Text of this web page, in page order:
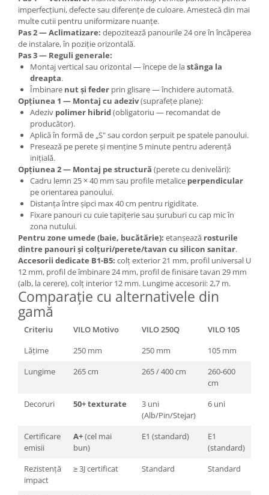
imperfecțiuni, defecte sau diferențe de culoare. Amestecă din mai
multe cutii pentru uniformizare nuanțe.
Pas 2 — Aclimatizare: depozitează panourile 24 ore în încăperea
de instalare, în poziție orizontală.
Pas 3 — Reguli generale:
Montaj vertical sau orizontal — începe de lastânga la
dreapta.
Îmbinare nut și feder prin glisare — închidere automată.
Opțiunea 1 — Montaj cu adeziv(suprafețe plane):
Adeziv polimer hibrid(obligatoriu — recomandat de
producător).
Aplică în formă de „S" sau cordon șerpuit pe spatele panoului.
Presează pe perete și menține 5 minute pentru aderență
inițială.
Opțiunea 2 — Montaj pe structură (perete cu denivelări):
Cadru lemn 25 × 40 mm sau profile metalice perpendicular
pe orientarea panoului.
Distanța între șipci max 40 cm pentru rigiditate.
Fixare panouri cu cuie tapițerie sau șuruburi cu cap mic în
zona nutului.
Pentru zone umede (baie, bucătărie): etanșează rosturile
dintre panouri și colțuri/perete/tavan cu silicon sanitar.
Accesorii dedicate B1-B5: colț exterior 21 mm, profil universal U
12 mm, profil de îmbinare 24 mm, profil de finisare tavan 29 mm
(alb, la cerere), colț interior 12 mm. Lungime accesorii: 2,7 m.
Comparație cu alternativele din
gamă
Criteriu VILO Motivo VILO 250Q
VILO 105
Lățime
250 mm 250 mm
105 mm
Lungime
265 cm 265 / 400 cm
260-600
cm
Decoruri
50+ texturate
3 uni
(Alb/Pin/Stejar)
6 uni
Certificare
emisii
A+(cel mai
bun)
E1 (standard)
E1
(standard)
Rezistență
impact
≥ 3J certificat Standard Standard